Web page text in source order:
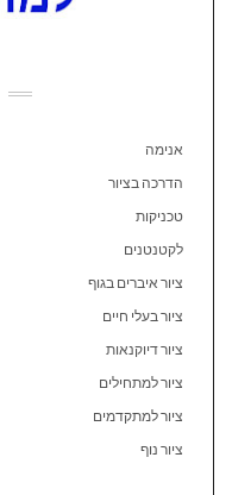
אנימה
הדרכה בציור
טכניקות
לקטנטנים
ציור איברים בגוף
ציור בעלי חיים
ציור דיוקנאות
ציור למתחילים
ציור למתקדמים
ציור נוף